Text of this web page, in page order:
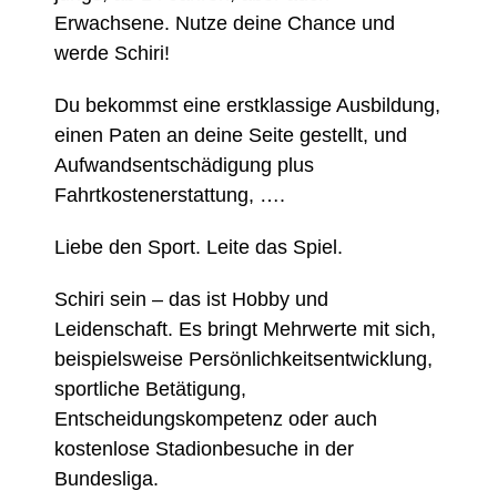
Erwachsene. Nutze deine Chance und
werde Schiri!
Du bekommst eine erstklassige Ausbildung,
einen Paten an deine Seite gestellt, und
Aufwandsentschädigung plus
Fahrtkostenerstattung, ….
Liebe den Sport. Leite das Spiel.
Schiri sein – das ist Hobby und
Leidenschaft. Es bringt Mehrwerte mit sich,
beispielsweise Persönlichkeitsentwicklung,
sportliche Betätigung,
Entscheidungskompetenz oder auch
kostenlose Stadionbesuche in der
Bundesliga.